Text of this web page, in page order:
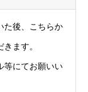
た後、こちらか
ます。
等にてお願いい